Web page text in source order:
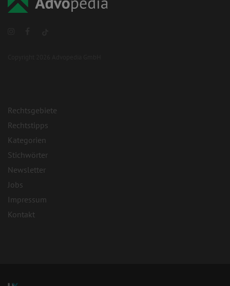
Rechtsgebiete
Rechtstipps
Kategorien
Stichwörter
Newsletter
Jobs
Impressum
Kontakt